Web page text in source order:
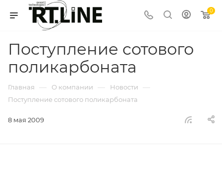
0
Поступление сотового
поликарбоната
Главная — О компании — Новости —
Поступление сотового поликарбоната
8 мая 2009